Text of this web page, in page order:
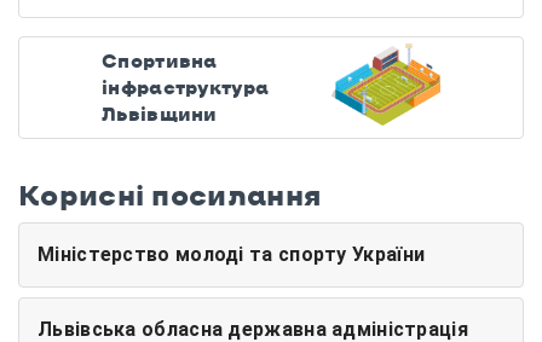
Спортивна
інфраструктура
Львівщини
Корисні посилання
Міністерство молоді та спорту України
Львівська обласна державна адміністрація